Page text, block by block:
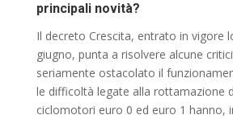
principali novità?
Il decreto Crescita, entrato in vigore
giugno, punta a risolvere alcune
seriamente ostacolato il
le difficoltà legate alla rottamazione
ciclomotori euro 0 ed euro 1 hanno,